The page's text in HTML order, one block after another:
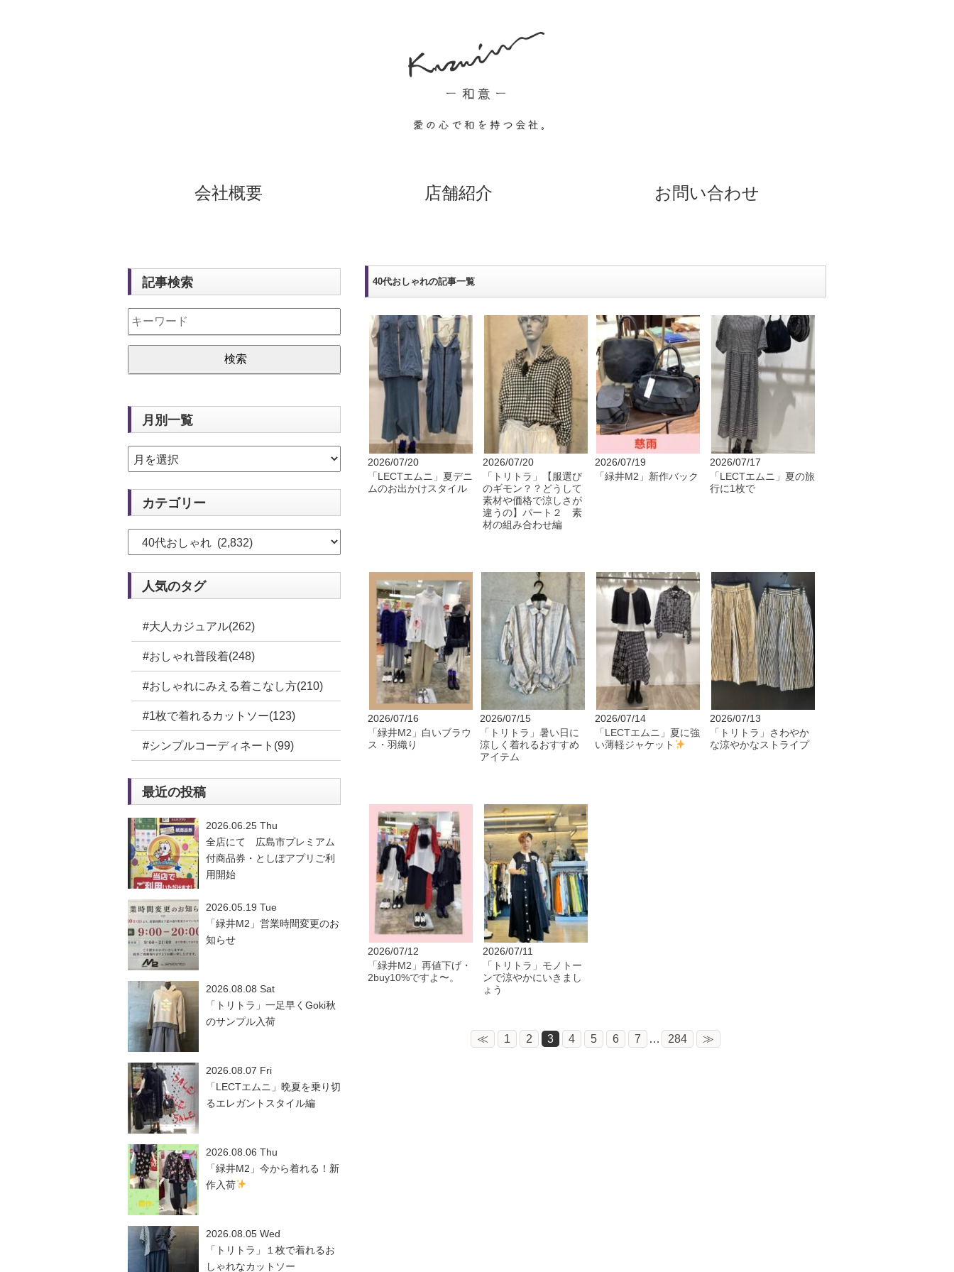
会社概要 店舗紹介 お問い合わせ
40代おしゃれの記事一覧
2026/07/20
「LECTエムニ」夏デニ
ムのお出かけスタイル
2026/07/20
「トリトラ」【服選び
のギモン？？どうして
素材や価格で涼しさが
違うの】パート２ 素
材の組み合わせ編
2026/07/19
「緑井M2」新作バック
2026/07/17
「LECTエムニ」夏の旅
行に1枚で
2026/07/16
「緑井M2」白いブラウ
ス・羽織り
2026/07/15
「トリトラ」暑い日に
涼しく着れるおすすめ
アイテム
2026/07/14
「LECTエムニ」夏に強
い薄軽ジャケット
2026/07/13
「トリトラ」さわやか
な涼やかなストライプ
2026/07/12
「緑井M2」再値下げ・
2buy10%ですよ〜。
2026/07/11
「トリトラ」モノトー
ンで涼やかにいきまし
ょう
≪ 1 2 3 4 5 6 7 … 284 ≫
記事検索
月別一覧
カテゴリー
人気のタグ
#大人カジュアル(262)
#おしゃれ普段着(248)
#おしゃれにみえる着こなし方(210)
#1枚で着れるカットソー(123)
#シンプルコーディネート(99)
最近の投稿
2026.06.25 Thu
全店にて 広島市プレミアム
付商品券・としぽアプリご利
用開始
2026.05.19 Tue
「緑井M2」営業時間変更のお
知らせ
2026.08.08 Sat
「トリトラ」一足早くGoki秋
のサンプル入荷
2026.08.07 Fri
「LECTエムニ」晩夏を乗り切
るエレガントスタイル編
2026.08.06 Thu
「緑井M2」今から着れる！新
作入荷
2026.08.05 Wed
「トリトラ」１枚で着れるお
しゃれなカットソー